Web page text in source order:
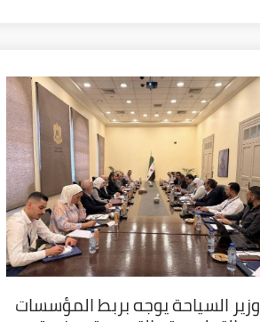
وزير السياحة يوجه بربط المؤسسات